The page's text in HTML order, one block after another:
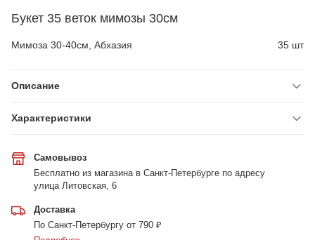
Букет 35 веток мимозы 30см
Мимоза 30-40см, Абхазия 35 шт
Описание
Характеристики
Самовывоз
Бесплатно из магазина в Санкт-Петербурге по адресу
улица Литовская, 6
Доставка
По Санкт-Петербургу от 790 ₽